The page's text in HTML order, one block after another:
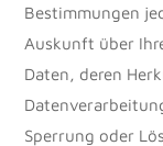
Bestimmungen
Auskunft über
Daten, deren
Sperrung oder